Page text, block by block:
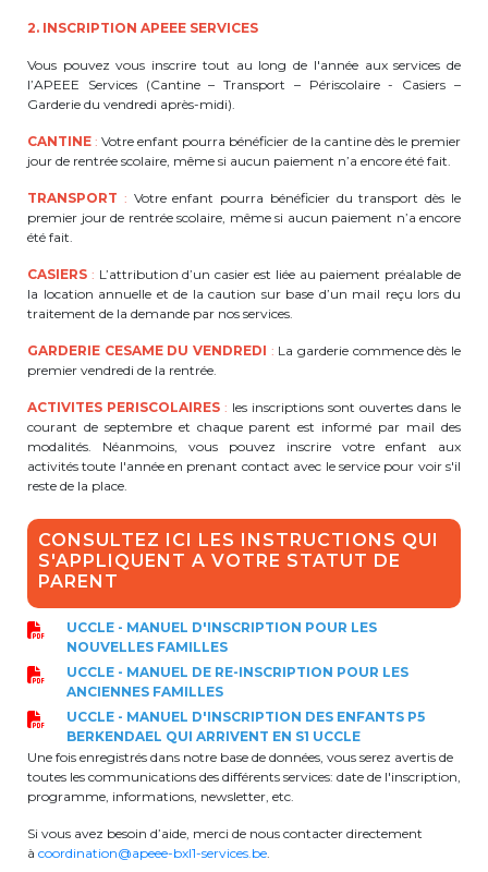
Activités périscolaires Uccle
+32 (0)2 375 31 35
cesame@apeee-bxl1-services.be
BE30 3100 2003 2711
Cantine
cantine@apeee-bxl1-services.be
BE10 3100 9205 4504
Casiers
+32 (0)2 373 87 68
casiers@apeee-bxl1-services.be
BE52 3101 4777 1809
+32 (0)2 375 94 84
coordination@apeee-bxl1-services.be
2. INSCRIPTION APEEE SERVICES
Vous pouvez vous inscrire tout au long de l'année aux services de
l’APEEE Services (Cantine – Transport – Périscolaire - Casiers –
Garderie du vendredi après-midi).
CANTINE :Votre enfant pourra bénéficier de la cantine dès le premier
jour de rentrée scolaire, même si aucun paiement n’a encore été fait.
TRANSPORT : Votre enfant pourra bénéficier du transport dès le
premier jour de rentrée scolaire, même si aucun paiement n’a encore
été fait.
CASIERS : L’attribution d’un casier est liée au paiement préalable de
la location annuelle et de la caution sur base d’un mail reçu lors du
traitement de la demande par nos services.
GARDERIE CESAME DU VENDREDI : La garderie commence dès le
premier vendredi de la rentrée.
ACTIVITES PERISCOLAIRES : les inscriptions sont ouvertes dans le
courant de septembre et chaque parent est informé par mail des
modalités. Néanmoins, vous pouvez inscrire votre enfant aux
activités toute l'année en prenant contact avec le service pour voir s'il
reste de la place.
CONSULTEZ ICI LES INSTRUCTIONS QUI
S'APPLIQUENT A VOTRE STATUT DE
PARENT
UCCLE - MANUEL D'INSCRIPTION POUR LES
NOUVELLES FAMILLES
UCCLE - MANUEL DE RE-INSCRIPTION POUR LES
ANCIENNES FAMILLES
UCCLE - MANUEL D'INSCRIPTION DES ENFANTS P5
BERKENDAEL QUI ARRIVENT EN S1 UCCLE
Une fois enregistrés dans notre base de données, vous serez avertis de
toutes les communications des différents services: date de l'inscription,
programme, informations, newsletter, etc.
Si vous avez besoin d’aide, merci de nous contacter directement
à coordination@apeee-bxl1-services.be.